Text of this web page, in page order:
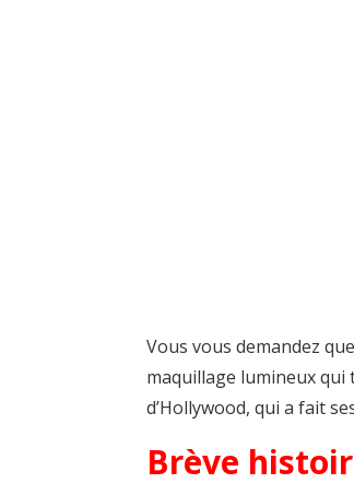
Vous vous demandez
maquillage lumineux qui
d’Hollywood, qui a fait
Brève